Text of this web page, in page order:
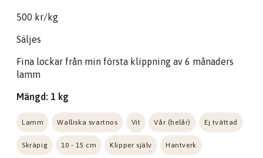
500 kr/kg
Säljes
Fina lockar från min första klippning av 6 månaders
lamm
Mängd: 1 kg
Lamm Walliska svartnos Vit Vår (helår) Ej tvättad
Skräpig 10 - 15 cm Klipper själv Hantverk